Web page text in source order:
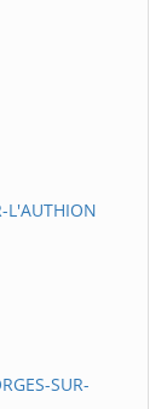
SUR-